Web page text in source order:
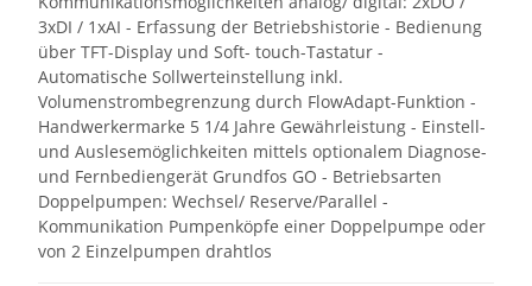
3xDI / 1xAI - Erfassung der Betriebshistorie - Bedienung
über TFT-Display und Soft- touch-Tastatur -
Automatische Sollwerteinstellung inkl.
Volumenstrombegrenzung durch FlowAdapt-Funktion -
Handwerkermarke 5 1/4 Jahre Gewährleistung - Einstell-
und Auslesemöglichkeiten mittels optionalem Diagnose-
und Fernbediengerät Grundfos GO - Betriebsarten
Doppelpumpen: Wechsel/ Reserve/Parallel -
Kommunikation Pumpenköpfe einer Doppelpumpe oder
von 2 Einzelpumpen drahtlos